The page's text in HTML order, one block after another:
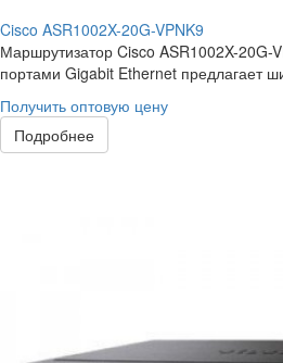
Cisco ASR1002X-20G-VPNK9
Маршрутизатор Cisco ASR1002X-20G-
портами Gigabit Ethernet предлагает
Получить оптовую цену
Подробнее